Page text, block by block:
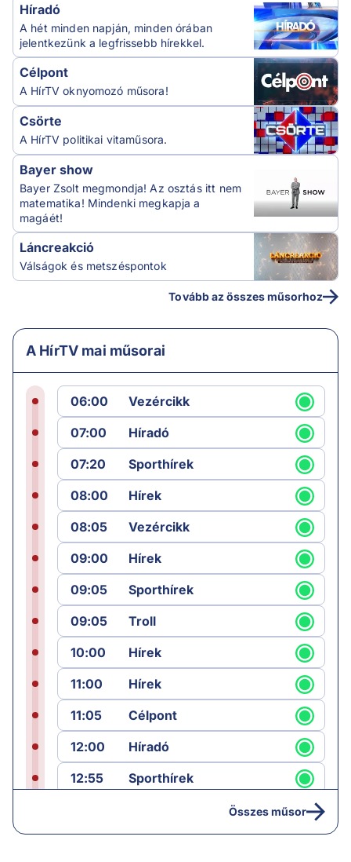
Híradó
A hét minden napján, minden órában
jelentkezünk a legfrissebb hírekkel.
Célpont
A HírTV oknyomozó műsora!
Csörte
A HírTV politikai vitaműsora.
Bayer show
Bayer Zsolt megmondja! Az osztás itt nem
matematika! Mindenki megkapja a
magáét!
Láncreakció
Válságok és metszéspontok
Tovább az összes műsorhoz
A HírTV mai műsorai
06:00
Vezércikk
07:00
Híradó
07:20
Sporthírek
08:00
Hírek
08:05
Vezércikk
09:00
Hírek
09:05
Sporthírek
09:05
Troll
10:00
Hírek
11:00
Hírek
11:05
Célpont
12:00
Híradó
12:55
Sporthírek
Összes műsor